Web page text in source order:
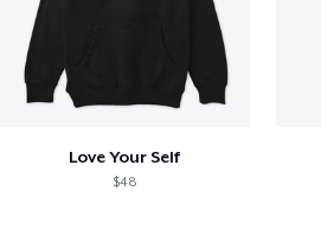
Love Your Self
$48